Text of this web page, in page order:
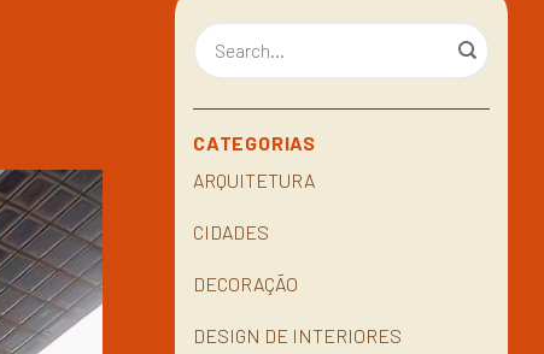
CATEGORIAS
ARQUITETURA
CIDADES
DECORAÇÃO
DESIGN DE INTERIORES